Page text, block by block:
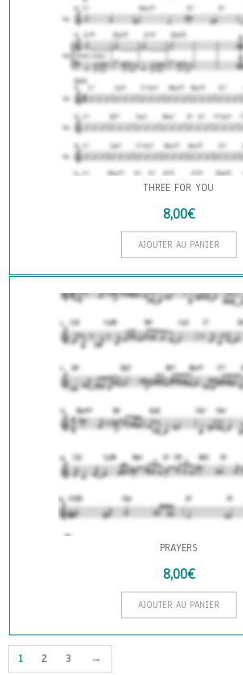
THREE FOR YOU
8,00€
AJOUTER AU PANIER
PRAYERS
8,00€
AJOUTER AU PANIER
1 2 3 →